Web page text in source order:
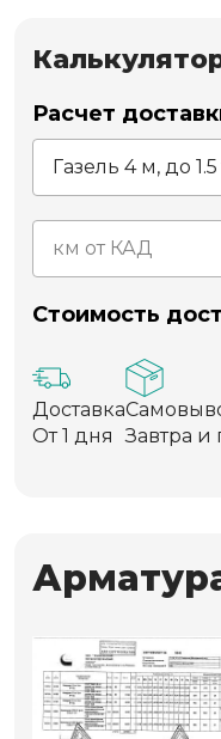
Расчет
Стоимость
Доставка
От 1 дня
Завтра и